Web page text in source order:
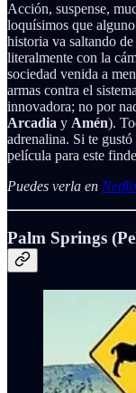
Acción, suspense,
loquísimos que
historia va saltando
literalmente con la
sociedad venida a
armas contra el
innovadora; no por
Arcadia y Amén).
adrenalina. Si te gustó
película para este
Puedes verla en
Palm Springs